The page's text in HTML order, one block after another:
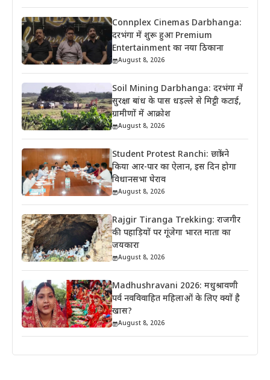
Connplex Cinemas Darbhanga:
दरभंगा में शुरू हुआ Premium
Entertainment का नया ठिकाना
August 8, 2026
Soil Mining Darbhanga: दरभंगा में
सुरक्षा बांध के पास धड़ल्ले से मिट्टी कटाई,
ग्रामीणों में आक्रोश
August 8, 2026
Student Protest Ranchi: छात्रों ने
किया आर-पार का ऐलान, इस दिन होगा
विधानसभा घेराव
August 8, 2026
Rajgir Tiranga Trekking: राजगीर
की पहाड़ियों पर गूंजेगा भारत माता का
जयकारा
August 8, 2026
Madhushravani 2026: मधुश्रावणी
पर्व नवविवाहित महिलाओं के लिए क्यों है
खास?
August 8, 2026